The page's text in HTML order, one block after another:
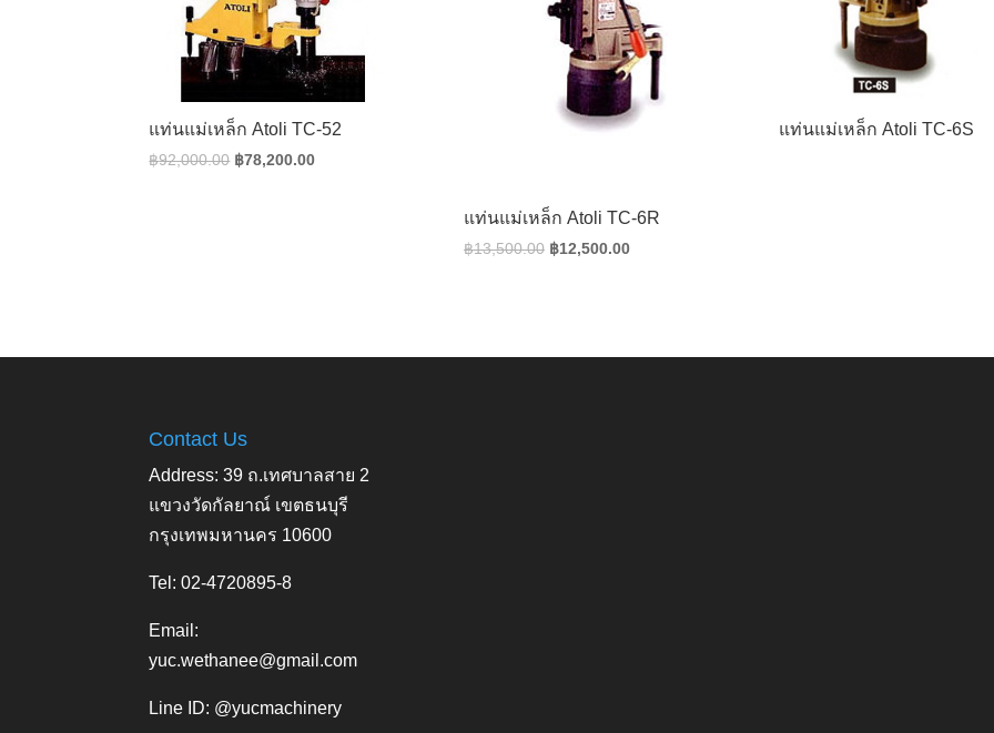
แท่นแม่เหล็ก Atoli TC-52
฿92,000.00 Original
฿78,200.00Current
แท่นแม่เหล็ก Atoli TC-6R
฿13,500.00 Original
฿12,500.00Current
แท่นแม่เหล็ก Atoli TC-6S
Contact Us
Address: 39 ถ.เทศบาลสาย 2
แขวงวัดกัลยาณ์ เขตธนบุรี
กรุงเทพมหานคร 10600
Tel: 02-4720895-8
Email:
yuc.wethanee@gmail.com
Line ID: @yucmachinery